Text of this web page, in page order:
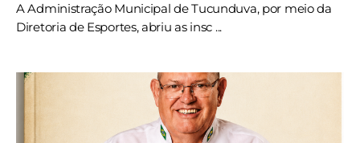
A Administração Municipal de Tucunduva, por meio da
Diretoria de Esportes, abriu as insc ...